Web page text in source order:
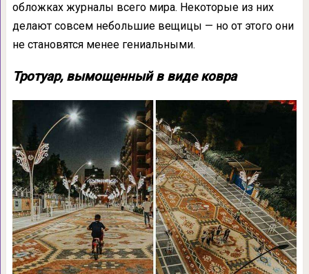
обложках журналы всего мира. Некоторые из них
делают совсем небольшие вещицы — но от этого они
не становятся менее гениальными.
Тротуар, вымощенный в виде ковра